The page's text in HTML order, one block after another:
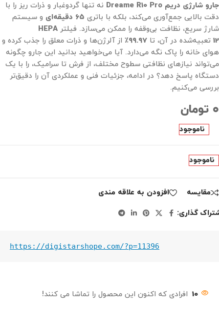
جارو شارژی دریم Dreame R10 Pro
نه تنها گردوغبار و ذرات ریز را با
دقت بالایی جمع‌آوری می‌کند، بلکه با باتری ۶۵ دقیقه‌ای
و سیستم
شارژ سریع، نظافت بی‌وقفه را ممکن می‌سازد. فیلتر HEPA
12 تعبیه‌شده در آن، تا ۹۹.۹۷٪
از آلرژن‌ها و ذرات معلق را جذب کرده و
هوای خانه را پاک نگه می‌دارد. آیا می‌خواهید بدانید این جارو چگونه
می‌تواند نیازهای نظافتی سطوح مختلف، از فرش تا سرامیک، را با یک
دستگاه پاسخ دهد؟ در ادامه، جزئیات فنی و عملکردی آن را دقیق‌تر
بررسی می‌کنیم.
۰ تومان
ناموجود
ناموجود
مقايسه
افزودن به علاقه مندی
گذاری:
https://digistarshope.com/?p=11396
10 افرادی که اکنون این محصول را تماشا می کنند!